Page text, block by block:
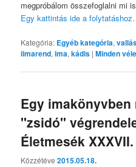
megpróbálom összefoglalni mi
Egy kattintás ide a
Kategória: Egyéb kategória,
iimarend,ima,kádis |Minden
Egy imakönyvben
"zsidó"
Életmesék XXXVII.
Közzétéve2015.05.18.